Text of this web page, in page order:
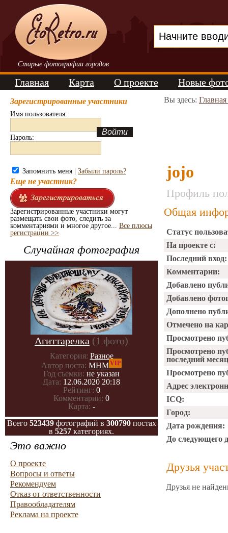
Старые фотографии городов
Главная Карта О проекте Новые
Зарегистрированные участники
Имя пользователя:
Пароль:
Запомнить меня | Забыли пароль?
Еще не участник?
Зарегистрированные участники могут
размещать свои фото, следить за
комментариями и многое другое... Все плюсы
регистрации >>
Случайная фотография
Агиттарелка (1 фото)
Категория: Разное
Автор поста: МНМVIP
Год съемки: не указан
Дата: 12.06.2020 20:18
Рейтинг: 0
Комментарии: 0
Карта: -
Всего 523439фотографий в 300790постах
в 5257 категориях.
Это важно
О проекте
Вопросы и ответы
Рекомендуем
Отказ от ответственности
Правообладателям
Реклама на проекте
Вы здесь:
jojo
Профиль
Общая
Статус
На проекте с:
Последний вход:
Комментарии:
Добавлено
Добавлено
Дополнено
Отмечено на
Просмотрено
Просмотрено
последний
Просмотрено
Адрес
ICQ:
Город:
Дата рождения:
До следующего
Друзья
Друзья не